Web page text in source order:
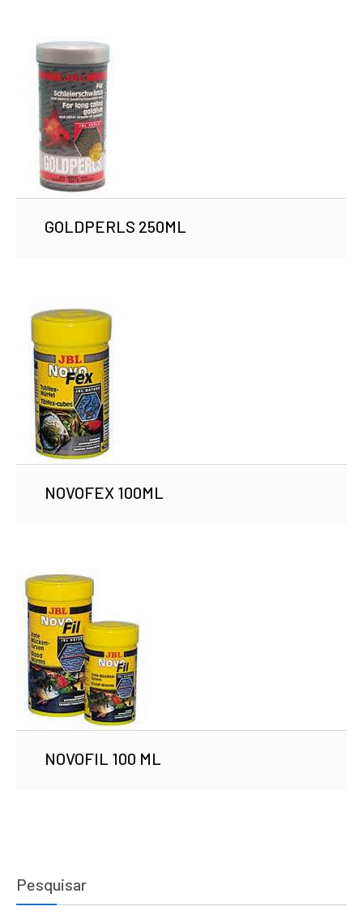
GOLDPERLS 250ML
NOVOFEX 100ML
NOVOFIL 100 ML
Pesquisar